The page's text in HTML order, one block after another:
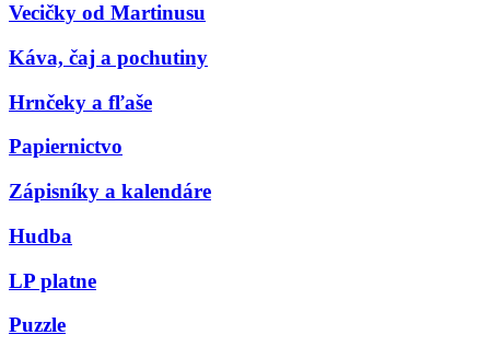
Vecičky od Martinusu
Káva, čaj a pochutiny
Hrnčeky a fľaše
Papiernictvo
Zápisníky a kalendáre
Hudba
LP platne
Puzzle